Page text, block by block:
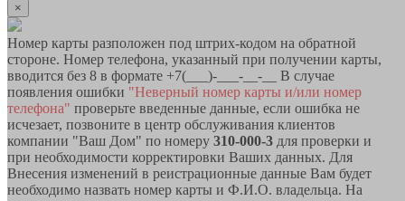
×
Номер карты разположен под штрих-кодом на обратной
стороне. Номер телефона, указанный при получении карты,
вводится без 8 в формате +7(___)-___-__-__ В случае
появления ошибки "Неверный номер карты и/или номер
телефона" проверьте введенные данные, если ошибка не
исчезает, позвоните в центр обслуживания клиентов
компании "Ваш Дом" по номеру 310-000-3 для проверки и
при необходимости корректировки Ваших данных. Для
Внесения изменений в реистрационные данные Вам будет
необходимо назвать номер карты и Ф.И.О. владельца. На